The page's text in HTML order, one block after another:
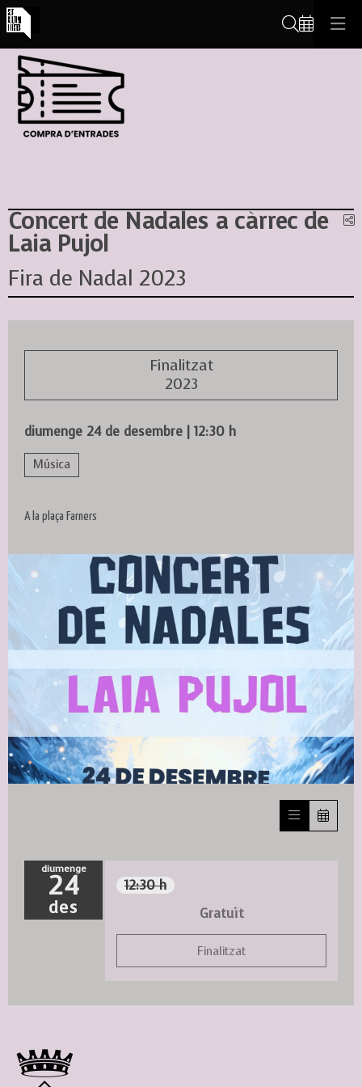
Concert de Nadales a càrrec de
Laia Pujol
Fira de Nadal 2023
Finalitzat
2023
diumenge 24 de desembre | 12:30 h
Música
A la plaça Farners
diumenge
24
des
12:30 h
Gratuït
Finalitzat